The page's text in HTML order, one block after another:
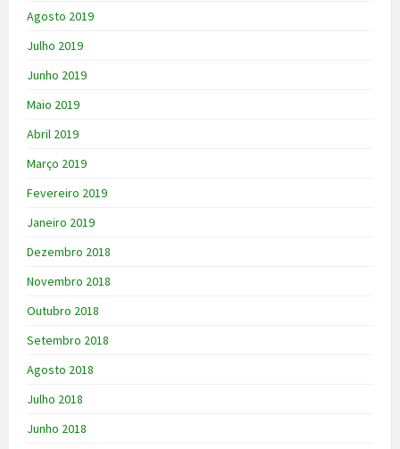
Agosto 2019
Julho 2019
Junho 2019
Maio 2019
Abril 2019
Março 2019
Fevereiro 2019
Janeiro 2019
Dezembro 2018
Novembro 2018
Outubro 2018
Setembro 2018
Agosto 2018
Julho 2018
Junho 2018